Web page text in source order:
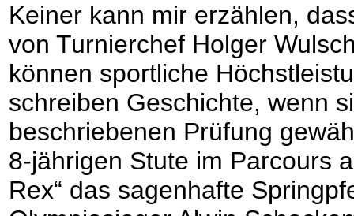
Keiner kann mir erzählen,
von Turnierchef Holger
können sportliche
schreiben Geschichte, wenn
beschriebenen Prüfung
8-jährigen Stute im Parcours
Rex“ das sagenhafte